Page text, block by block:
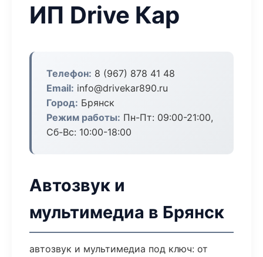
ИП Drive Кар
Телефон: 8 (967) 878 41 48
Email: info@drivekar890.ru
Город: Брянск
Режим работы: Пн-Пт: 09:00-21:00,
Сб-Вс: 10:00-18:00
Автозвук и
мультимедиа в Брянск
автозвук и мультимедиа под ключ: от